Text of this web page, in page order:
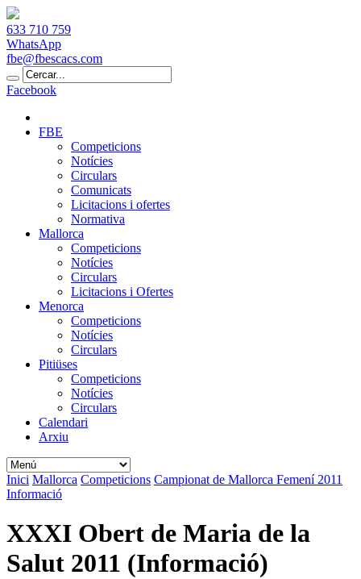
633 710 759
WhatsApp
fbe@fbescacs.com
Facebook
FBE
Competicions
Notícies
Circulars
Comunicats
Licitacions i ofertes
Normativa
Mallorca
Competicions
Notícies
Circulars
Licitacions i Ofertes
Menorca
Competicions
Notícies
Circulars
Pitiüses
Competicions
Notícies
Circulars
Calendari
Arxiu
Inici Mallorca Competicions Campionat de Mallorca Femení 2011
Informació
XXXI Obert de Maria de la
Salut 2011 (Informació)